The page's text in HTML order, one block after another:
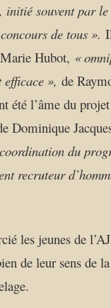
souvent par
de tous ».
Hubot, «
efficace », de
été l’âme du
Dominique
du
recruteur
les jeunes de
de leur sens de